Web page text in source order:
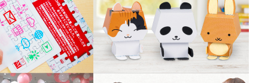
水転写印刷
蓄光印刷